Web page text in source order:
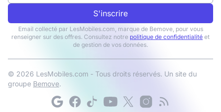
S'inscrire
Email collecté par LesMobiles.com, marque de Bemove, pour vous
renseigner sur des offres. Consultez notre politique de confidentialité et
de gestion de vos données.
© 2026 LesMobiles.com - Tous droits réservés. Un site du
groupe Bemove.